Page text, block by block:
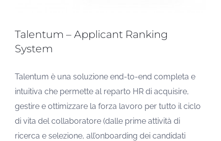
Talentum – Applicant Ranking
System
Talentum è una soluzione end-to-end completa e
intuitiva che permette al reparto HR di acquisire,
gestire e ottimizzare la forza lavoro per tutto il ciclo
di vita del collaboratore (dalle prime attività di
ricerca e selezione, all’onboarding dei candidati